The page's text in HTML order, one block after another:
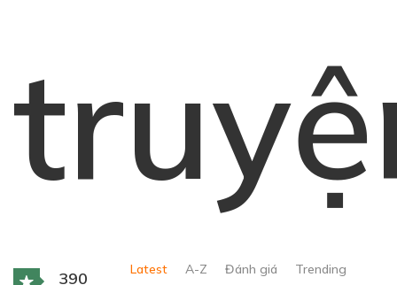
390
Latest A-Z Đánh giá Trending